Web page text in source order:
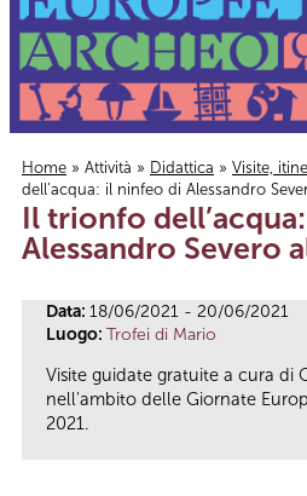
Tu sei qui
Home » Attività » Didattica » Visite,
dell’acqua: il ninfeo di Alessandro
Il trionfo
Alessandro Severo
Data: 18/06/2021 - 20/06/2021
Luogo: Trofei di Mario
Visite guidate gratuite a cura di
nell'ambito delle Giornate
2021.